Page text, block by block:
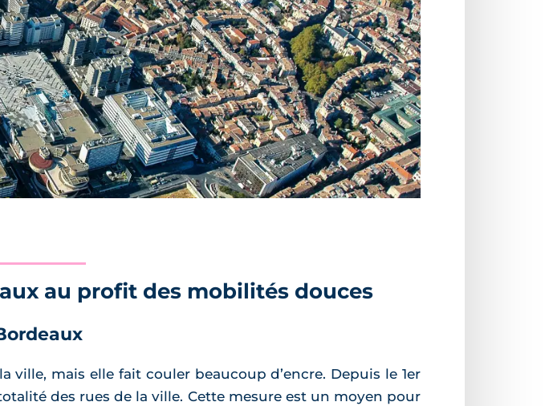
au profit des mobilités douces
mais elle fait couler beaucoup d’encre. Depuis le 1er
des rues de la ville. Cette mesure est un moyen pour